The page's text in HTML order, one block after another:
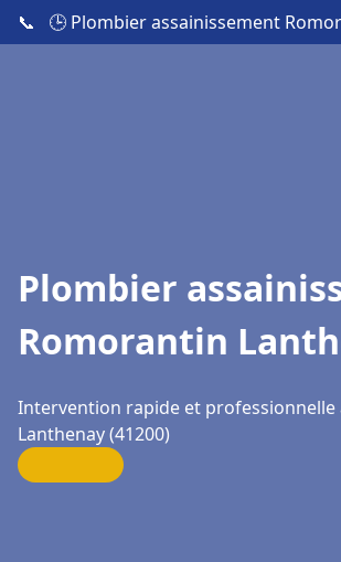
📞 🕒 Plombier assainissement
Plombier
Romorantin
Intervention rapide et professionnelle
Lanthenay (41200)